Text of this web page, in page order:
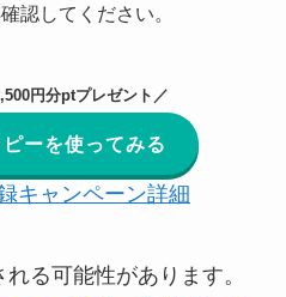
認してください。
円分ptプレゼント／
ーを使ってみる
キャンペーン詳細
る可能性があります。